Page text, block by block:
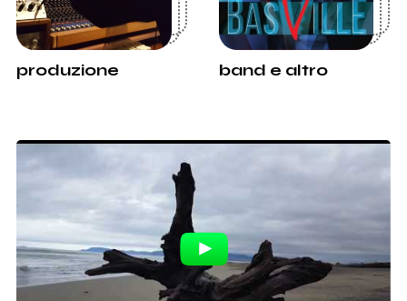
produzione band e altro